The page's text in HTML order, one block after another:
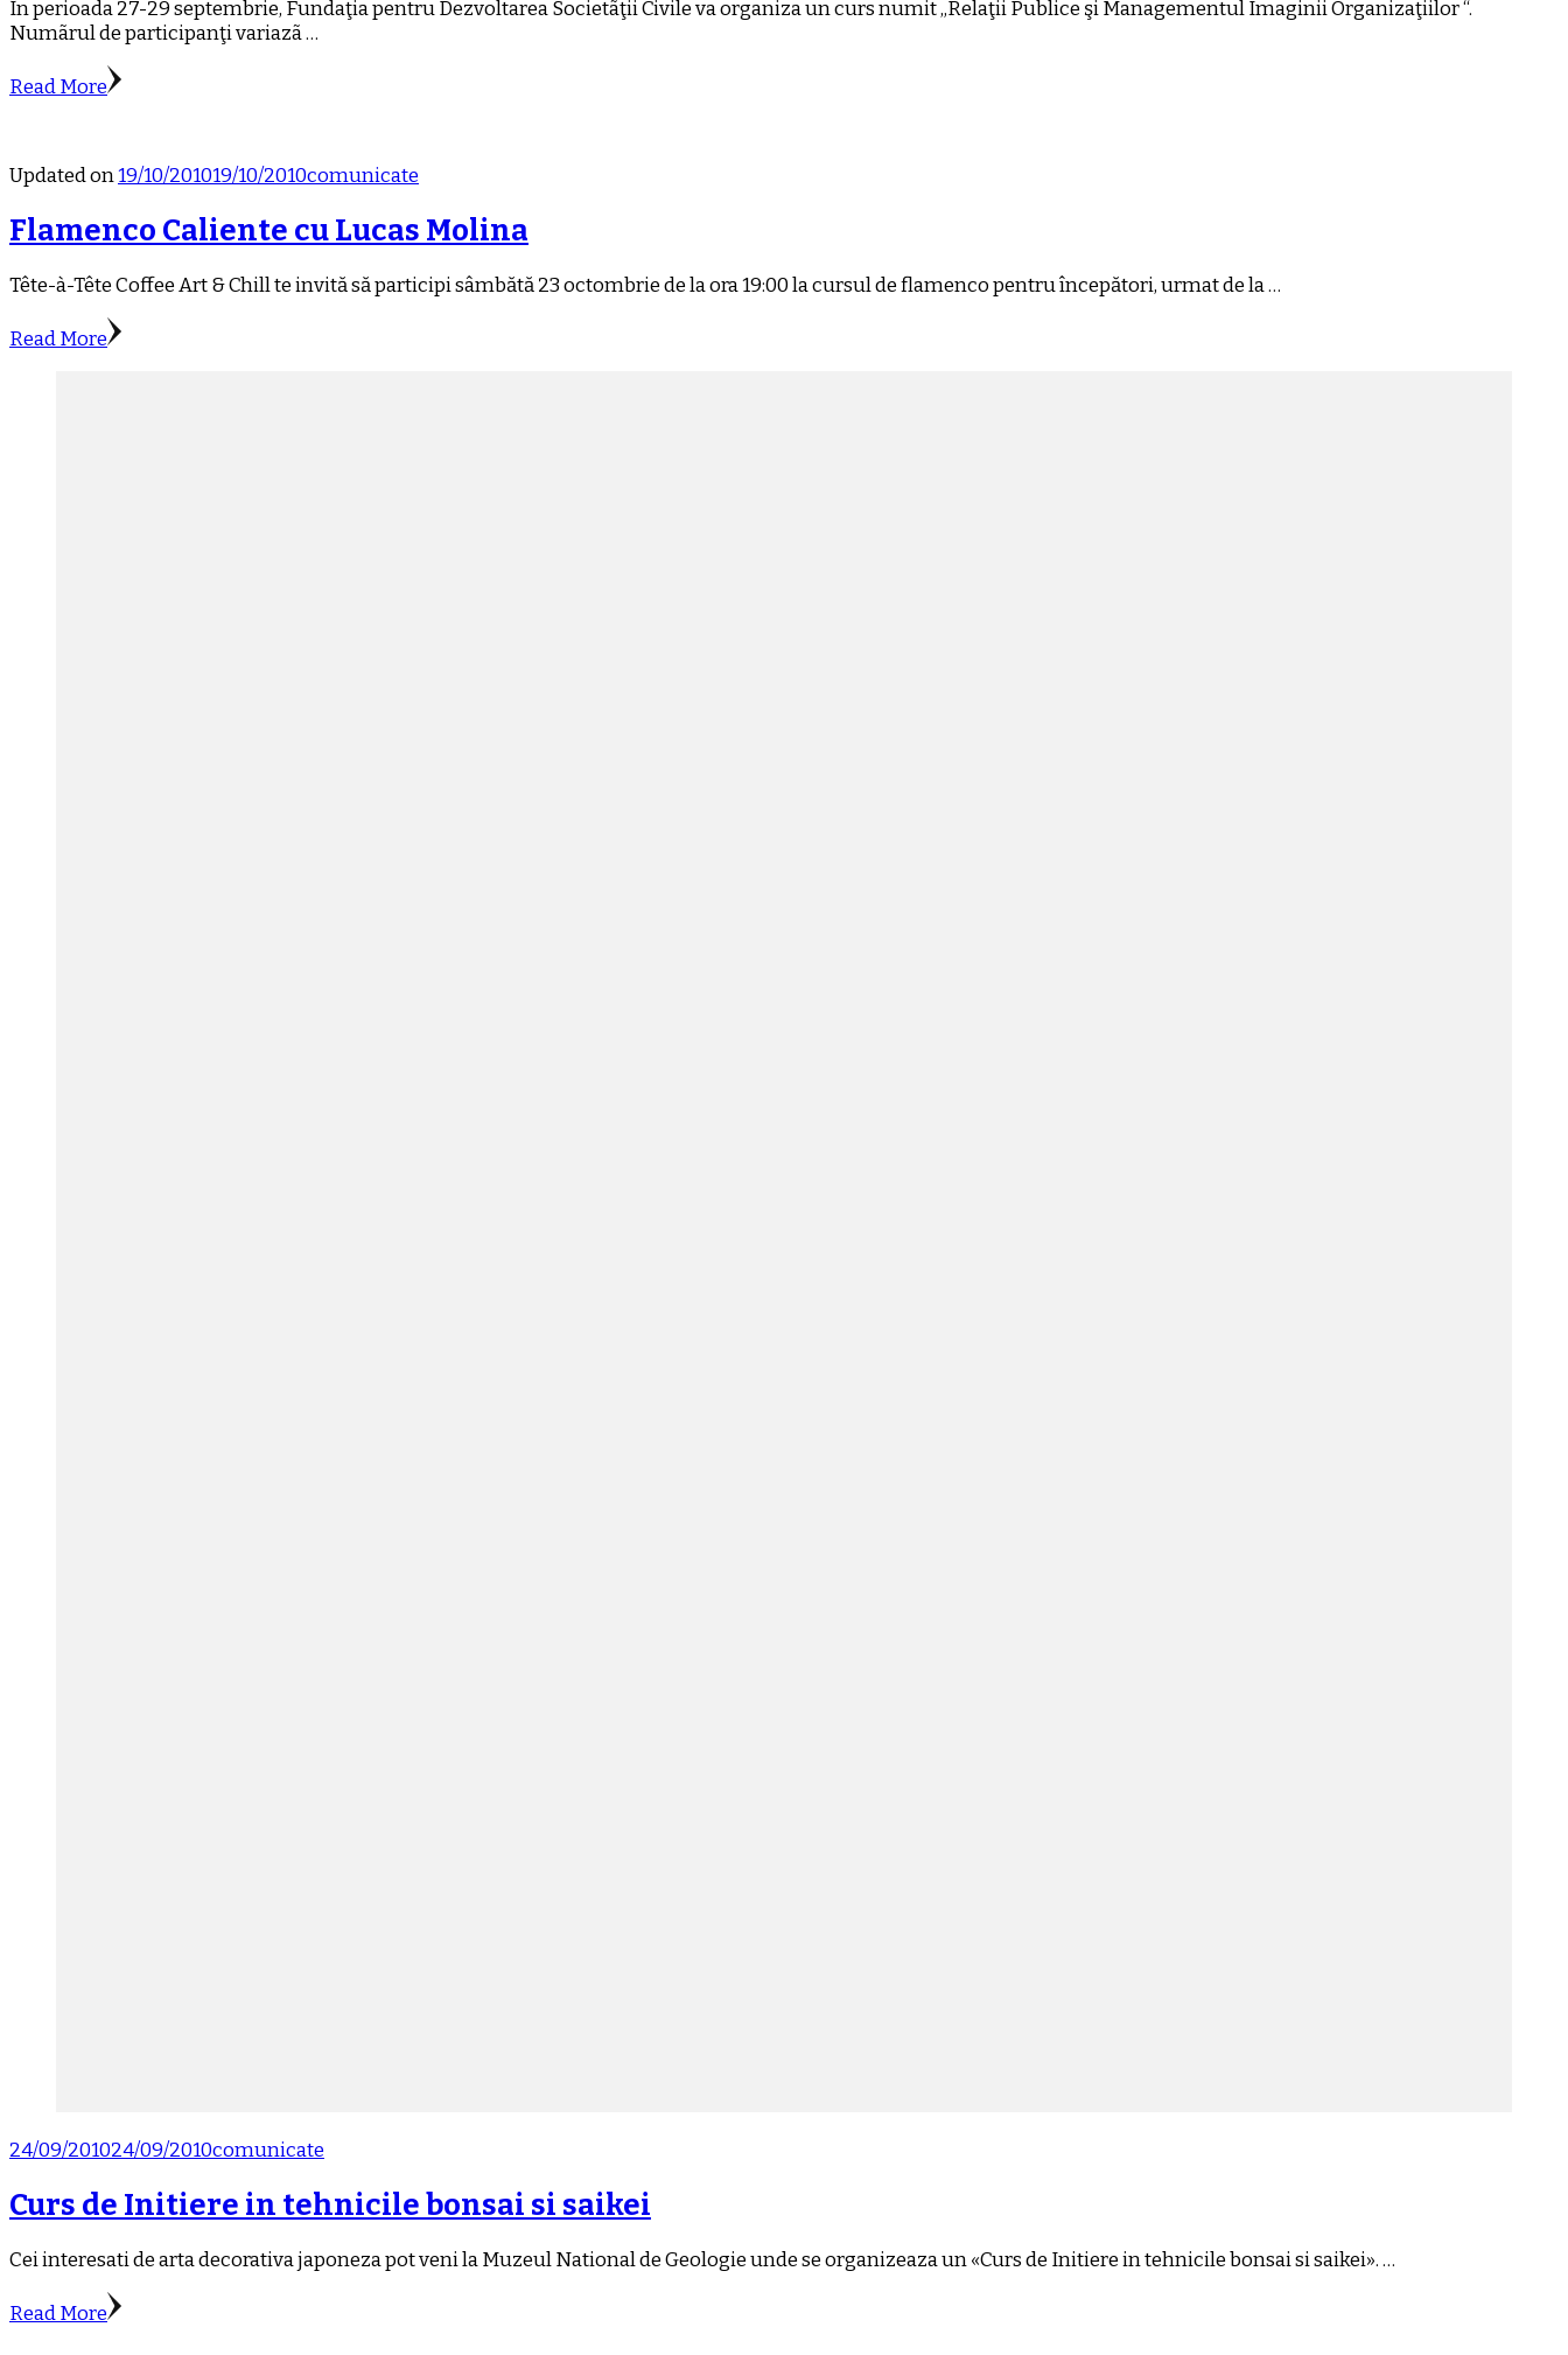
În perioada 27-29 septembrie, Fundaţia pentru Dezvoltarea Societãţii Civile va organiza un curs numit „Relaţii Publice şi Managementul Imaginii Organizaţiilor “.
Numãrul de participanţi variazã …
Read More
Updated on19/10/201019/10/2010comunicate
Flamenco Caliente cu Lucas Molina
Tête-à-Tête Coffee Art & Chill te invită să participi sâmbătă 23 octombrie de la ora 19:00 la cursul de flamenco pentru începători, urmat de la …
Read More
24/09/201024/09/2010comunicate
Curs de Initiere in tehnicile bonsai si saikei
Cei interesati de arta decorativa japoneza pot veni la Muzeul National de Geologie unde se organizeaza un «Curs de Initiere in tehnicile bonsai si saikei». …
Read More